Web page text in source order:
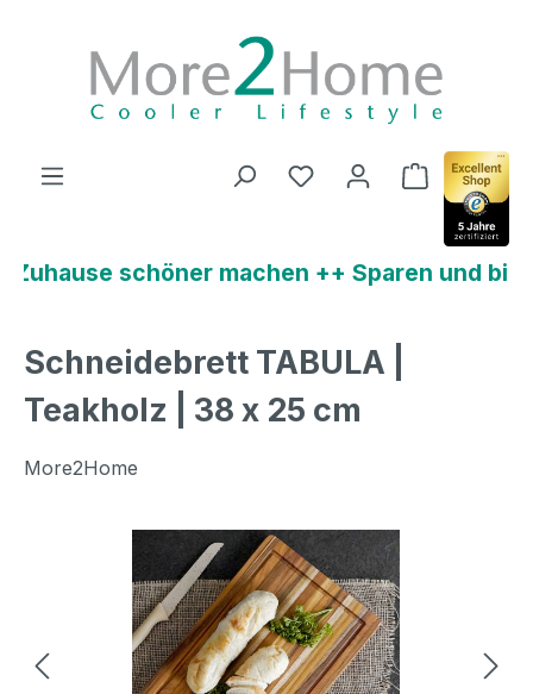
schöner machen ++ Sparen und bis
Schneidebrett TABULA |
Teakholz | 38 x 25 cm
More2Home
Bildergalerie überspringen